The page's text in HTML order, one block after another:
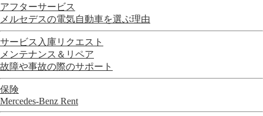
アフターサービス
メルセデスの電気自動車を選ぶ理由
サービス入庫リクエスト
メンテナンス＆リペア
故障や事故の際のサポート
保険
Mercedes-Benz Rent